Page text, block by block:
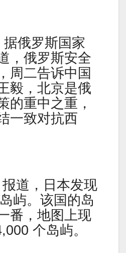
俄罗斯国家
，俄罗斯安全
周二告诉中国
毅，北京是俄
的重中之重，
一致对抗西
道，日本发现
屿。该国的岛
番，地图上现
个岛屿。